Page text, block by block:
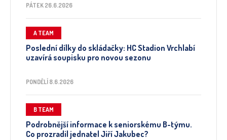
PÁTEK 26.6.2026
A TEAM
Poslední dílky do skládačky: HC Stadion Vrchlabí
uzavírá soupisku pro novou sezonu
PONDĚLÍ 8.6.2026
B TEAM
Podrobnější informace k seniorskému B-týmu.
Co prozradil jednatel Jiří Jakubec?